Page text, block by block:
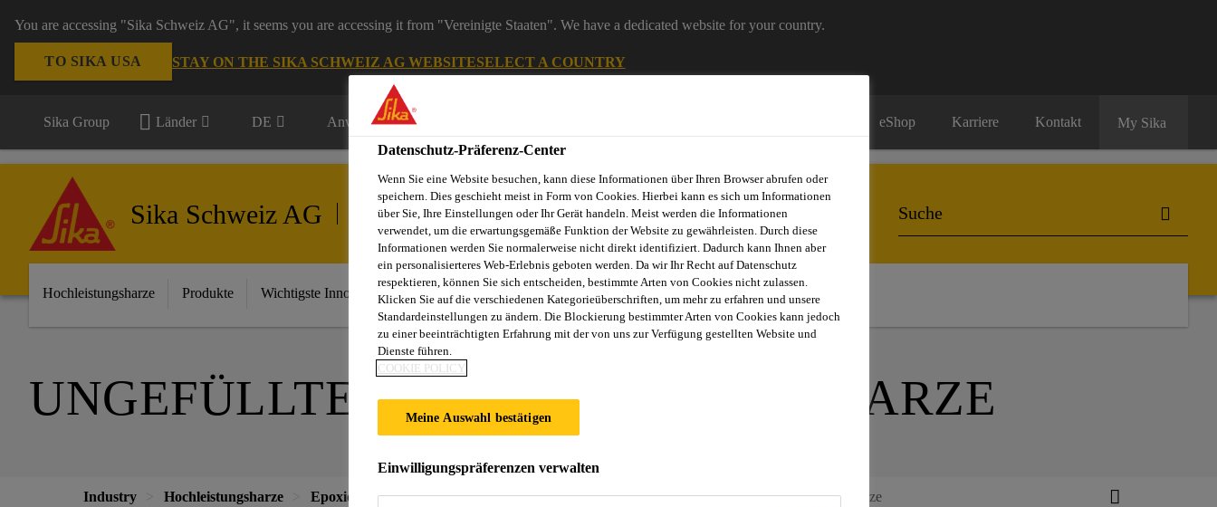
You are accessing "Sika Schweiz AG", it seems you are accessing it from "Vereinigte Staaten". We have a dedicated website for your country.
TO SIKA USA STAY ON THE SIKA SCHWEIZ AG WEBSITESELECT A COUNTRY
Sika Group Länder DE Anwendungsbereiche eShop Karriere Kontakt My Sika
Sika Schweiz AG Hochleistungsharze
Hochleistungsharze Produkte Wichtigste Innovationen Service Distributors
UNGEFÜLLTE SCHNELLVERGUSSHARZE
Industry Hochleistungsharze Epoxidharz- und Polyurethanguss Schnellvergussharze Ungefüllte Schnellvergussharze
Datenschutz-Präferenz-Center
Wenn Sie eine Website besuchen, kann diese Informationen über Ihren Browser abrufen oder
speichern. Dies geschieht meist in Form von Cookies. Hierbei kann es sich um Informationen
über Sie, Ihre Einstellungen oder Ihr Gerät handeln. Meist werden die Informationen
verwendet, um die erwartungsgemäße Funktion der Website zu gewährleisten. Durch diese
Informationen werden Sie normalerweise nicht direkt identifiziert. Dadurch kann Ihnen aber
ein personalisierteres Web-Erlebnis geboten werden. Da wir Ihr Recht auf Datenschutz
respektieren, können Sie sich entscheiden, bestimmte Arten von Cookies nicht zulassen.
Klicken Sie auf die verschiedenen Kategorieüberschriften, um mehr zu erfahren und unsere
Standardeinstellungen zu ändern. Die Blockierung bestimmter Arten von Cookies kann jedoch
zu einer beeinträchtigten Erfahrung mit der von uns zur Verfügung gestellten Website und
Dienste führen.
COOKIE POLICY
Meine Auswahl bestätigen
Einwilligungspräferenzen verwalten